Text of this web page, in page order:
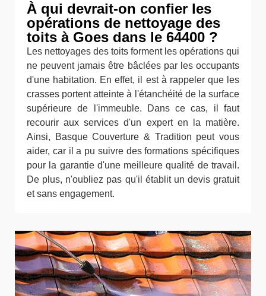
À qui devrait-on confier les
opérations de nettoyage des
toits à Goes dans le 64400 ?
Les nettoyages des toits forment les opérations qui
ne peuvent jamais être bâclées par les occupants
d'une habitation. En effet, il est à rappeler que les
crasses portent atteinte à l'étanchéité de la surface
supérieure de l'immeuble. Dans ce cas, il faut
recourir aux services d'un expert en la matière.
Ainsi, Basque Couverture & Tradition peut vous
aider, car il a pu suivre des formations spécifiques
pour la garantie d'une meilleure qualité de travail.
De plus, n'oubliez pas qu'il établit un devis gratuit
et sans engagement.